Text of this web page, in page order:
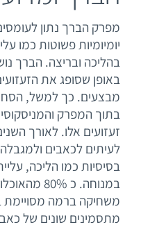
יצירת קשר
מפרק הברך נתון
יומיומיות פשוטות כמו
בהליכה ובריצה. הברך
באופן שסופג את
מבצעים. כך למשל,
בתוך המפרק
זעזועים אלו. לאורך
לעיתים לכאבים
בסיסיות כמו הליכה,
מתסמינים שונים של